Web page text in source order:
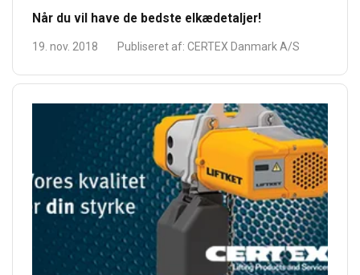
Når du vil have de bedste elkædetaljer!
19. nov. 2018 Publiseret af: CERTEX Danmark A/S